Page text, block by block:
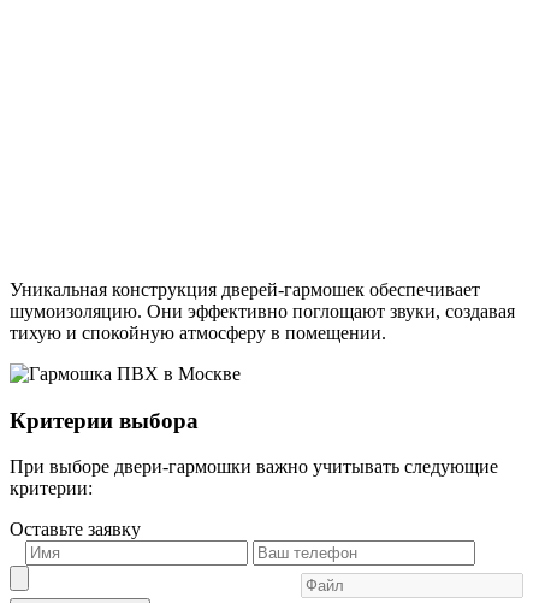
Уникальная конструкция дверей-гармошек обеспечивает
шумоизоляцию. Они эффективно поглощают звуки, создавая
тихую и спокойную атмосферу в помещении.
Критерии выбора
При выборе двери-гармошки важно учитывать следующие
критерии:
Оставьте заявку